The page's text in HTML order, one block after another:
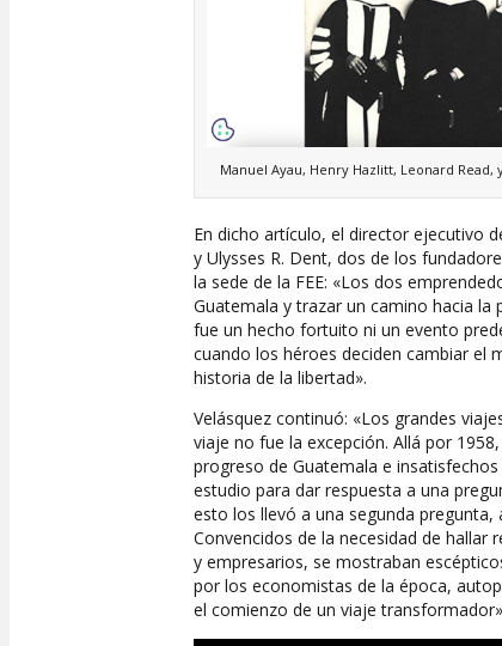
Manuel Ayau, Henry Hazlitt, Leonard Read,
En dicho artículo, el director ejecutivo
y Ulysses R. Dent, dos de los
la sede de la FEE: «Los dos
Guatemala y trazar un camino hacia la
fue un hecho fortuito ni un evento
cuando los héroes deciden cambiar el
historia de la libertad».
Velásquez continuó: «Los grandes
viaje no fue la excepción. Allá por
progreso de Guatemala e
estudio para dar respuesta a una
esto los llevó a una segunda pregunta,
Convencidos de la necesidad de
y empresarios, se mostraban
por los economistas de la época,
el comienzo de un viaje